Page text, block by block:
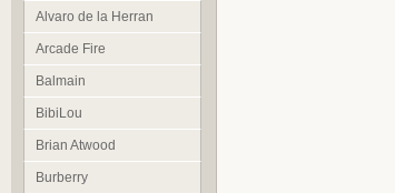
Alvaro de la Herran
Arcade Fire
Balmain
BibiLou
Brian Atwood
Burberry